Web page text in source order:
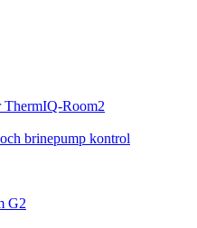
Room2
brinepump kontrol
G2